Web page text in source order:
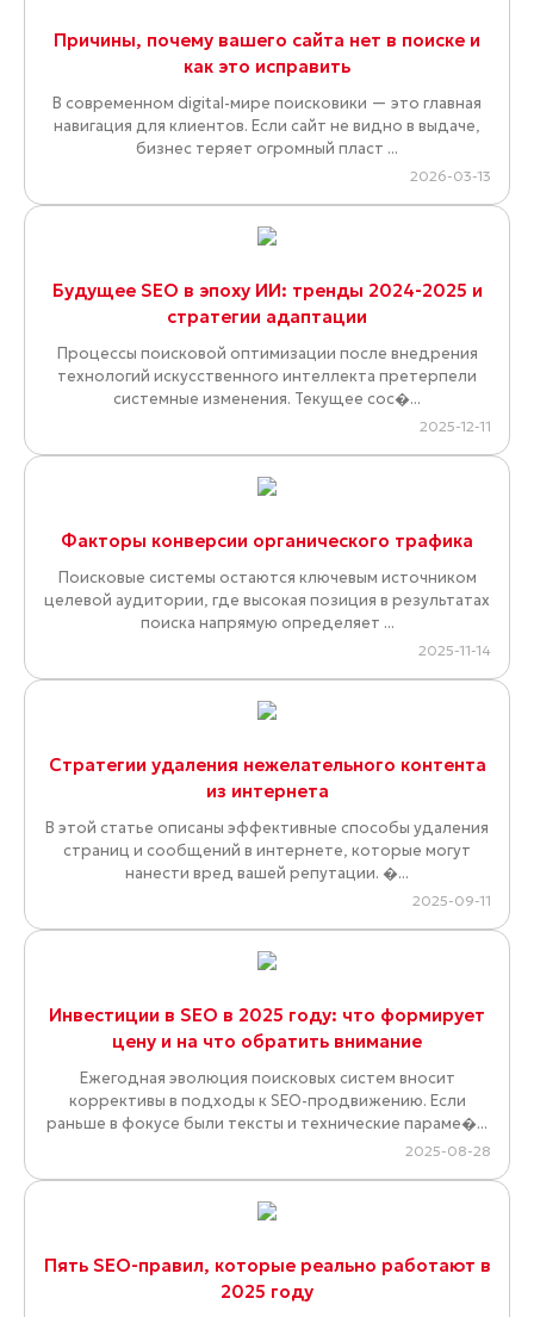
Причины, почему вашего сайта нет в поиске и
как это исправить
В современном digital-мире поисковики — это главная
навигация для клиентов. Если сайт не видно в выдаче,
бизнес теряет огромный пласт ...
2026-03-13
Будущее SEO в эпоху ИИ: тренды 2024-2025 и
стратегии адаптации
Процессы поисковой оптимизации после внедрения
технологий искусственного интеллекта претерпели
системные изменения. Текущее сос�...
2025-12-11
Факторы конверсии органического трафика
Поисковые системы остаются ключевым источником
целевой аудитории, где высокая позиция в результатах
поиска напрямую определяет ...
2025-11-14
Стратегии удаления нежелательного контента
из интернета
В этой статье описаны эффективные способы удаления
страниц и сообщений в интернете, которые могут
нанести вред вашей репутации. �...
2025-09-11
Инвестиции в SEO в 2025 году: что формирует
цену и на что обратить внимание
Ежегодная эволюция поисковых систем вносит
коррективы в подходы к SEO-продвижению. Если
раньше в фокусе были тексты и технические параме�...
2025-08-28
Пять SEO-правил, которые реально работают в
2025 году